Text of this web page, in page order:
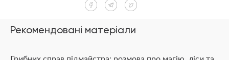
Рекомендовані матеріали